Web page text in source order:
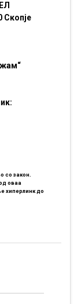
Скопје
со закон.
оваа
хиперлинк до